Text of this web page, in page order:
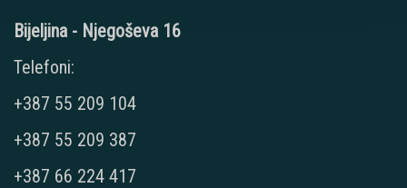
Bijeljina - Njegoševa 16
Telefoni:
+387 55 209 104
+387 55 209 387
+387 66 224 417